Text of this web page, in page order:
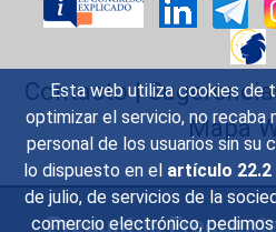
Esta web utiliza cookies de
optimizar el servicio, no
personal de los usuarios sin su
lo dispuesto en el artículo 22.2
de julio, de servicios de la
comercio electrónico,
Contacto|
Mapa
Preguntas